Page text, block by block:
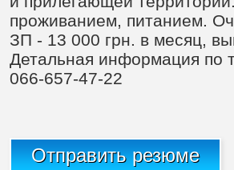
проживанием, питанием.
ЗП - 13 000 грн. в месяц,
Детальная информация по
066-657-47-22
Отправить резюме